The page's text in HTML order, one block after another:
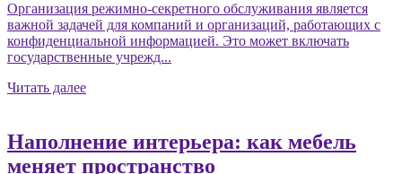
Организация режимно-секретного обслуживания является
важной задачей для компаний и организаций, работающих с
конфиденциальной информацией. Это может включать
государственные учрежд...
Читать далее
Наполнение интерьера: как мебель
меняет пространство